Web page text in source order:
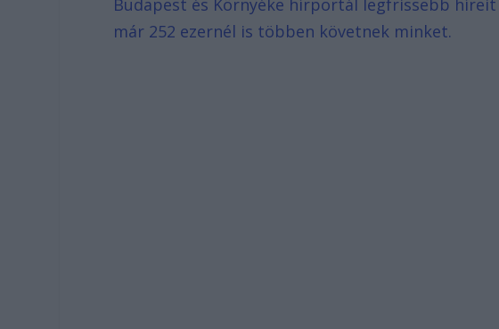
már 252 ezernél is többen követnek minket.